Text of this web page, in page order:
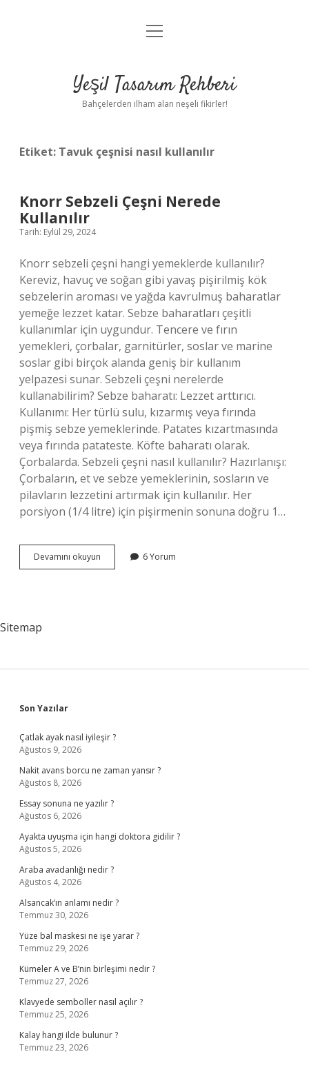
Anasayfa
Yasal Uyarı
menüyü
Yeşil Tasarım Rehberi
Bahçelerden ilham alan neşeli fikirler!
Etiket: Tavuk çeşnisi nasıl kullanılır
Knorr Sebzeli Çeşni Nerede
Kullanılır
Tarih: Eylül 29, 2024
Knorr sebzeli çeşni hangi yemeklerde kullanılır?
Kereviz, havuç ve soğan gibi yavaş pişirilmiş kök
sebzelerin aroması ve yağda kavrulmuş baharatlar
yemeğe lezzet katar. Sebze baharatları çeşitli
kullanımlar için uygundur. Tencere ve fırın
yemekleri, çorbalar, garnitürler, soslar ve marine
soslar gibi birçok alanda geniş bir kullanım
yelpazesi sunar. Sebzeli çeşni nerelerde
kullanabilirim? Sebze baharatı: Lezzet arttırıcı.
Kullanımı: Her türlü sulu, kızarmış veya fırında
pişmiş sebze yemeklerinde. Patates kızartmasında
veya fırında patateste. Köfte baharatı olarak.
Çorbalarda. Sebzeli çeşni nasıl kullanılır? Hazırlanışı:
Çorbaların, et ve sebze yemeklerinin, sosların ve
pilavların lezzetini artırmak için kullanılır. Her
porsiyon (1/4 litre) için pişirmenin sonuna doğru 1…
Devamını okuyun
Sebzeli
6 Yorum
Sitemap
Sidebar
Son Yazılar
Çatlak ayak nasıl iyileşir ?
Ağustos 9, 2026
Nakit avans borcu ne zaman yansır ?
Ağustos 8, 2026
Essay sonuna ne yazılır ?
Ağustos 6, 2026
Ayakta uyuşma için hangi doktora gidilir ?
Ağustos 5, 2026
Araba avadanlığı nedir ?
Ağustos 4, 2026
Alsancak’ın anlamı nedir ?
Temmuz 30, 2026
Yüze bal maskesi ne işe yarar ?
Temmuz 29, 2026
Kümeler A ve B’nin birleşimi nedir ?
Temmuz 27, 2026
Klavyede semboller nasıl açılır ?
Temmuz 25, 2026
Kalay hangi ilde bulunur ?
Temmuz 23, 2026